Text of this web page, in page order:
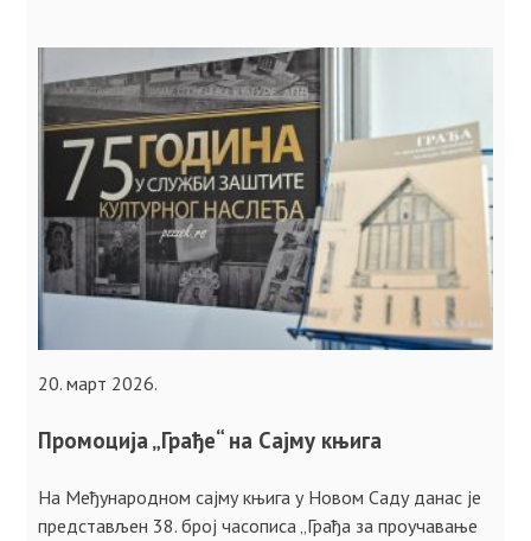
20. март 2026.
Промоција „Грађе“ на Сајму књига
На Међународном сајму књига у Новом Саду данас је
представљен 38. број часописа „Грађа за проучавање